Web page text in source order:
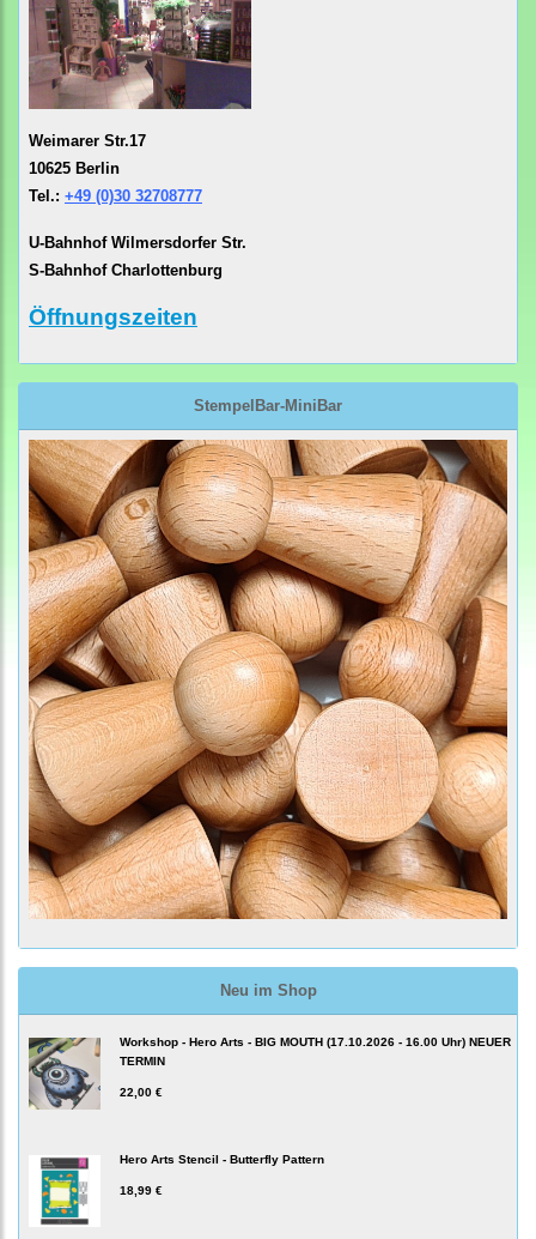
Weimarer Str.17
10625 Berlin
Tel.: +49 (0)30 32708777
U-Bahnhof Wilmersdorfer Str.
S-Bahnhof Charlottenburg
Öffnungszeiten
StempelBar-MiniBar
Neu im Shop
Workshop - Hero Arts - BIG MOUTH (17.10.2026 - 16.00 Uhr) NEUER
TERMIN
22,00 €
Hero Arts Stencil - Butterfly Pattern
18,99 €